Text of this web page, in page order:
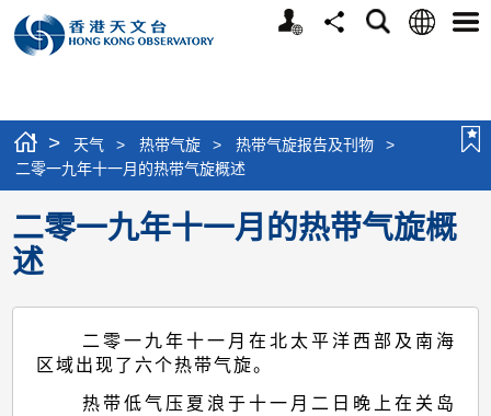
个
分
搜
语
选
> 天气 > 热带气旋 > 热带气旋报告及刊物
>
二零一九年十一月的热带气旋概述
二零一九年十一月的热带气旋概
述
二零一九年十一月在北太平洋西部及南海
区域出现了六个热带气旋。
热带低气压夏浪于十一月二日晚上在关岛